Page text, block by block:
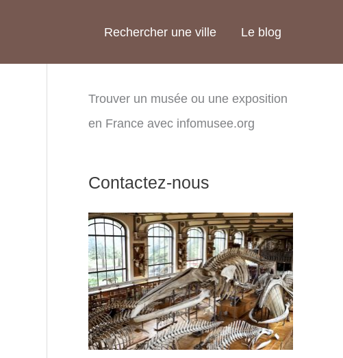
Rechercher une ville Le blog
Trouver un musée ou une exposition
en France avec infomusee.org
Contactez-nous